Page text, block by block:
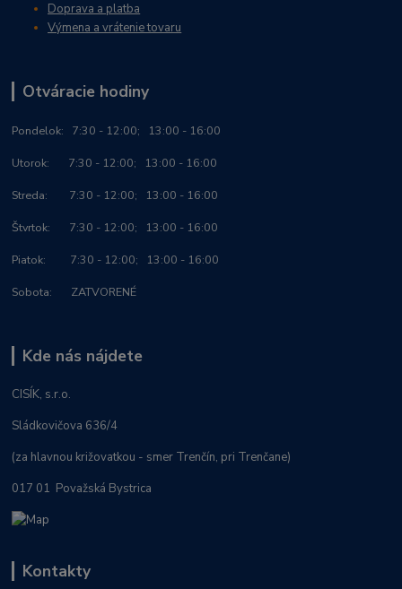
Doprava a platba
Výmena a vrátenie tovaru
Otváracie hodiny
Pondelok: 7:30 - 12:00; 13:00 - 16:00
Utorok: 7:30 - 12:00; 13:00 - 16:00
Streda: 7:30 - 12:00; 13:00 - 16:00
Štvrtok: 7:30 - 12:00; 13:00 - 16:00
Piatok: 7:30 - 12:00; 13:00 - 16:00
Sobota: ZATVORENÉ
Kde nás nájdete
CISÍK, s.r.o.
Sládkovičova 636/4
(za hlavnou križovatkou - smer Trenčín, pri Trenčane)
017 01 Považská Bystrica
Kontakty